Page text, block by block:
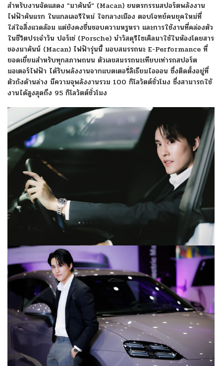
สำหรับงานจัดแสดง ”มาคันน์” (Macan) ยนตรกรรมสปอร์ตพลังงาน
ไฟฟ้าคันแรก ในแกลเลอรีใหม่ ใจกลางเมือง ตอบโจทย์คนยุคใหม่ที่
ใส่ใจสิ่งแวดล้อม แต่ยังคงชื่นชอบความหรูหรา และการใช้งานที่คล่องตัว
ในชีวิตประจำวัน ปอร์เช่ (Porsche) นำวัสดุรีไซเคิลมาใช้ในห้องโดยสาร
ของมาคันน์ (Macan) ไฟฟ้ารุ่นนี้ มอบสมรรถนะ E-Performance ที่
ยอดเยี่ยมสำหรับทุกสภาพถนน ตัวเลขสมรรถนะเทียบเท่ารถสปอร์ต
มอเตอร์ไฟฟ้า ได้รับพลังงานจากแบตเตอรี่ลิเธียมไอออน ซึ่งติดตั้งอยู่ที่
ตัวถังด้านล่าง มีความจุพลังงานรวม 100 กิโลวัตต์ชั่วโมง ซึ่งสามารถใช้
งานได้สูงสุดถึง 95 กิโลวัตต์ชั่วโมง